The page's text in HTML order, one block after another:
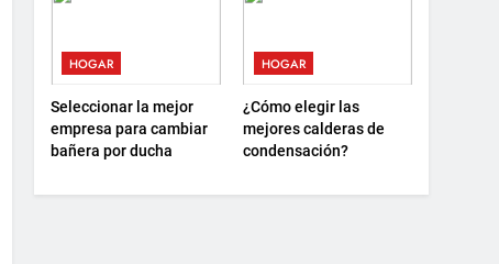
HOGAR
Seleccionar la mejor
empresa para cambiar
bañera por ducha
HOGAR
¿Cómo elegir las
mejores calderas de
condensación?